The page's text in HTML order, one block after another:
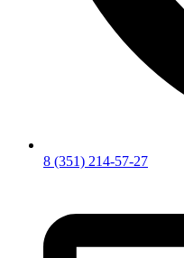
8 (351) 214-57-27